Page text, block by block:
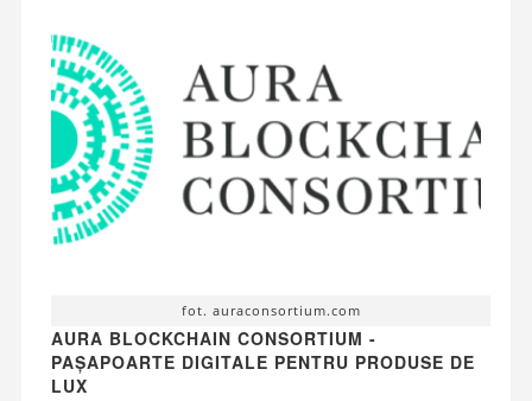
fot. auraconsortium.com
AURA BLOCKCHAIN CONSORTIUM -
PAȘAPOARTE DIGITALE PENTRU PRODUSE DE
LUX